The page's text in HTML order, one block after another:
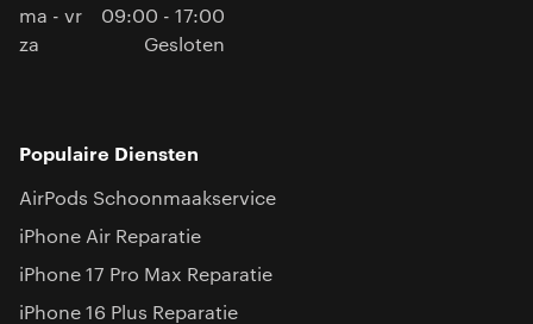
ma - vr
09:00 - 17:00
za
Gesloten
Populaire Diensten
AirPods Schoonmaakservice
iPhone Air Reparatie
iPhone 17 Pro Max Reparatie
iPhone 16 Plus Reparatie